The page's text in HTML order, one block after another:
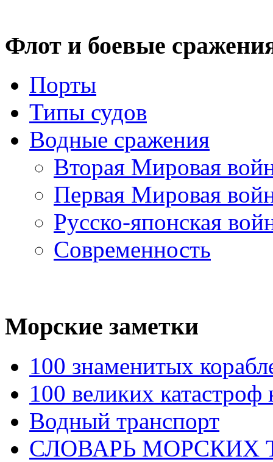
Флот и боевые
Порты
Типы судов
Водные сражения
Вторая Мировая
Первая Мировая
Русско-японская
Современность
Морские заметки
100 знаменитых
100 великих катастроф
Водный транспорт
СЛОВАРЬ МОРСКИХ